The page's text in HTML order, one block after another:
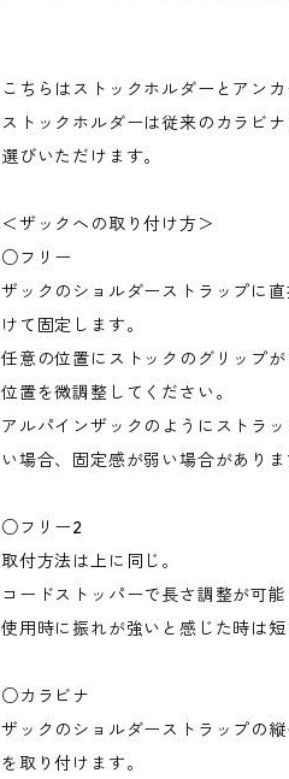
こちらはストックホルダーとアンカ
ストックホルダーは従来のカラビ
選びいただけます。
＜ザックへの取り付け方＞
○フリー
ザックのショルダーストラップに
けて固定します。
任意の位置にストックのグリップ
位置を微調整してください。
アルパインザックのようにストラ
い場合、固定感が弱い場合がありま
○フリー2
取付方法は上に同じ。
コードストッパーで長さ調整が可能
使用時に振れが強いと感じた時は短
○カラビナ
ザックのショルダーストラップの
を取り付けます。